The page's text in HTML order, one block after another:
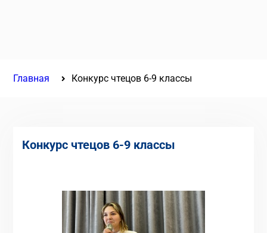
Главная Конкурс чтецов 6-9 классы
Конкурс чтецов 6-9 классы